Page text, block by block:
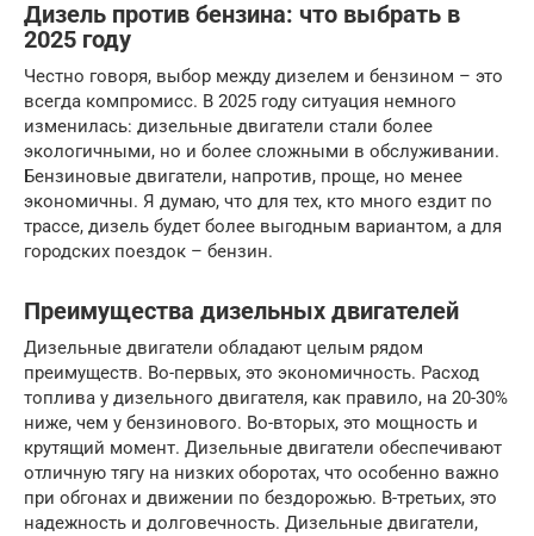
Дизель против бензина: что выбрать в
2025 году
Честно говоря, выбор между дизелем и бензином – это
всегда компромисс. В 2025 году ситуация немного
изменилась: дизельные двигатели стали более
экологичными, но и более сложными в обслуживании.
Бензиновые двигатели, напротив, проще, но менее
экономичны. Я думаю, что для тех, кто много ездит по
трассе, дизель будет более выгодным вариантом, а для
городских поездок – бензин.
Преимущества дизельных двигателей
Дизельные двигатели обладают целым рядом
преимуществ. Во-первых, это экономичность. Расход
топлива у дизельного двигателя, как правило, на 20-30%
ниже, чем у бензинового. Во-вторых, это мощность и
крутящий момент. Дизельные двигатели обеспечивают
отличную тягу на низких оборотах, что особенно важно
при обгонах и движении по бездорожью. В-третьих, это
надежность и долговечность. Дизельные двигатели,